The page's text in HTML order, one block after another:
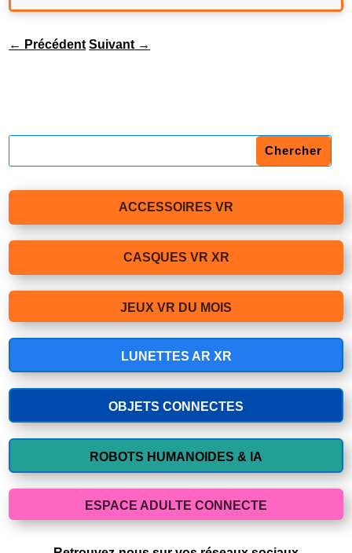
← Précédent Suivant →
ACCESSOIRES VR
CASQUES VR XR
JEUX VR DU MOIS
LUNETTES AR XR
OBJETS CONNECTES
ROBOTS HUMANOIDES & IA
ESPACE ADULTE CONNECTE